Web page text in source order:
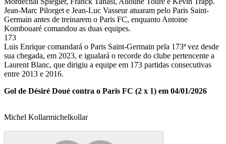
Jean-Marc Pilorget e Jean-Luc Vasseur atuaram pelo Paris Saint-
Germain antes de treinarem o Paris FC, enquanto Antoine
Kombouaré comandou as duas equipes.
173
Luis Enrique comandará o Paris Saint-Germain pela 173ª vez desde
sua chegada, em 2023, e igualará o recorde do clube pertencente a
Laurent Blanc, que dirigiu a equipe em 173 partidas consecutivas
entre 2013 e 2016.
Gol de Désiré Doué contra o Paris FC (2 x 1) em 04/01/2026
Michel Kollarmichelkollar